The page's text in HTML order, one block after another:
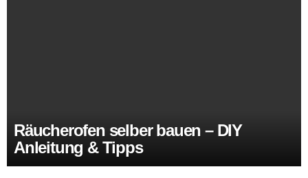
Räucherofen selber bauen – DIY
Anleitung & Tipps